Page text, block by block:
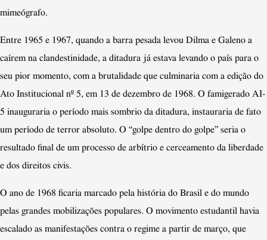
mimeógrafo.
Entre 1965 e 1967, quando a barra pesada levou Dilma e Galeno a
caírem na clandestinidade, a ditadura já estava levando o país para o
seu pior momento, com a brutalidade que culminaria com a edição do
Ato Institucional nº 5, em 13 de dezembro de 1968. O famigerado AI-
5 inauguraria o período mais sombrio da ditadura, instauraria de fato
um período de terror absoluto. O “golpe dentro do golpe” seria o
resultado final de um processo de arbítrio e cerceamento da liberdade
e dos direitos civis.
O ano de 1968 ficaria marcado pela história do Brasil e do mundo
pelas grandes mobilizações populares. O movimento estudantil havia
escalado as manifestações contra o regime a partir de março, que